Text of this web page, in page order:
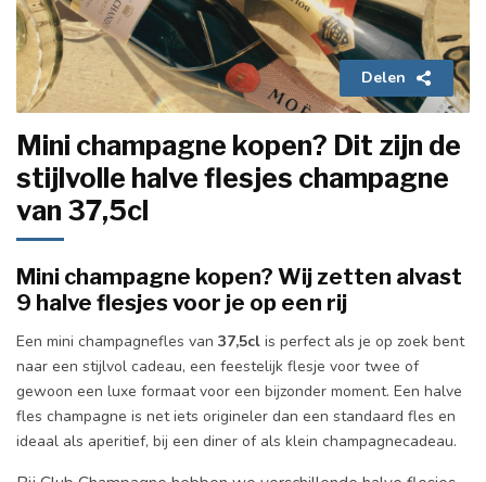
Delen
Mini champagne kopen? Dit zijn de
stijlvolle halve flesjes champagne
van 37,5cl
Mini champagne kopen? Wij zetten alvast
9 halve flesjes voor je op een rij
Een mini champagnefles van 37,5cl is perfect als je op zoek bent
naar een stijlvol cadeau, een feestelijk flesje voor twee of
gewoon een luxe formaat voor een bijzonder moment. Een halve
fles champagne is net iets origineler dan een standaard fles en
ideaal als aperitief, bij een diner of als klein champagnecadeau.